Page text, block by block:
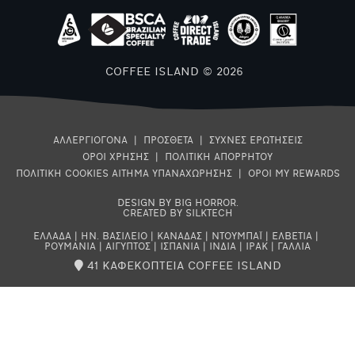
COFFEE ISLAND © 2026
ΑΛΛΕΡΓΙΟΓΟΝΑ ΠΡΟΣΘΕΤΑ
ΣΥΧΝΕΣ ΕΡΩΤΗΣΕΙΣ
ΟΡΟΙ ΧΡΗΣΗΣ
ΠΟΛΙΤΙΚΗ ΑΠΟΡΡΗΤΟΥ
ΠΟΛΙΤΙΚΗ COOKIES ΑΙΤΗΜΑ ΥΠΑΝΑΧΩΡΗΣΗΣ ΟΡΟΙ MY REWARDS
ΕΛΛΑΔΑ ΗΝ. ΒΑΣΙΛΕΙΟ ΚΑΝΑΔΑΣ ΝΤΟΥΜΠΑΪ ΕΛΒΕΤΙΑ
ΡΟΥΜΑΝΙΑ
ΑΙΓΥΠΤΟΣ ΙΣΠΑΝΙΑ ΙΝΔΙΑ ΙΡΑΚ ΓΑΛΛΙΑ
41 ΚΑΦΕΚΟΠΤΕΙΑ COFFEE ISLAND
DESIGN BY BIG HORROR.
CREATED BY SILKTECH